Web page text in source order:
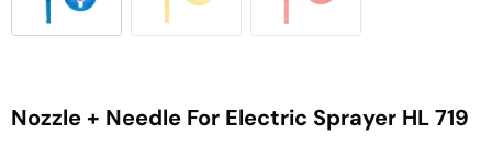
Nozzle + Needle For Electric Sprayer HL 719